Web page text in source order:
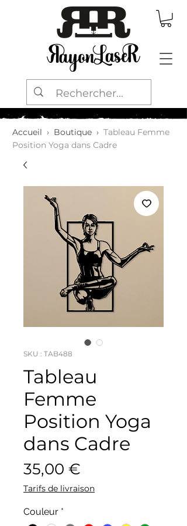
Accueil › Boutique › Tableau Femme
Position Yoga dans Cadre
SKU : TAB488
Tableau
Femme
Position Yoga
dans Cadre
35,00 €
Tarifs de livraison
Couleur *